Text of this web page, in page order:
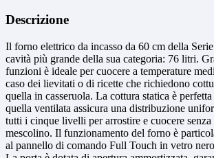
Descrizione
Il forno elettrico da incasso da 60 cm della
cavità più grande della sua categoria: 76 litri.
funzioni è ideale per cuocere a temperature
caso dei lievitati o di ricette che richiedono
quella in casseruola. La cottura statica è
quella ventilata assicura una distribuzione
tutti i cinque livelli per arrostire e cuocere senza
mescolino. Il funzionamento del forno è
al pannello di comando Full Touch in vetro